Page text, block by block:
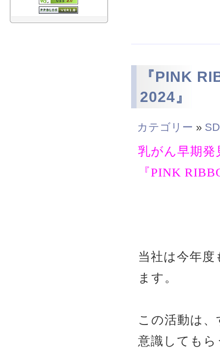
『PINK
2024』
カテゴリー »
乳がん早期
『PINK
当社は今年
ます。
この活動は
意識しても